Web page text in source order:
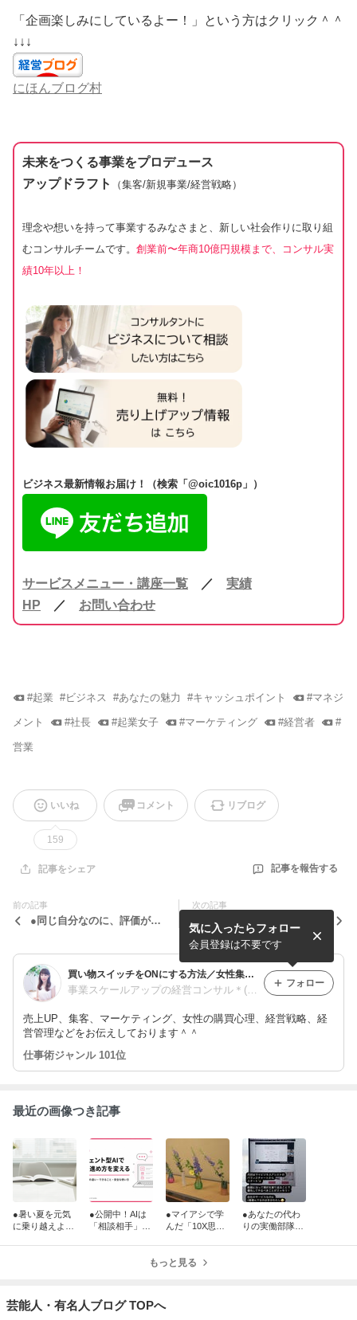
「企画楽しみにしているよー！」という方はクリック＾＾
↓↓↓
にほんブログ村
未来をつくる事業をプロデュース
アップドラフト
（集客/新規事業/経営戦略）
理念や想いを持って事業するみなさまと、新しい社会作りに取り組
むコンサルチームです。 創業前〜年商10億円規模まで、コンサル実
績10年以上！
ビジネス最新情報お届け！（検索「@oic1016p」）
サービスメニュー・講座一覧 ／ 実績
HP ／ お問い合わせ
#起業 #ビジネス #あなたの魅力 #キャッシュポイント #マネジ
メント #社長 #起業女子 #マーケティング #経営者 #
営業
いいね
159
コメント リブログ
記事をシェア 記事を報告する
前の記事
●同じ自分なのに、評価がが
次の記事
●本日より開始！お年玉企画
もスタートします！！
買い物スイッチをONにする方法／女性集客・商品開発・オンライン講座の作り方・リモートワークの組織マネジメント・コンサル 女性
事業スケールアップの経営コンサル＊(株)Updraft渡辺亜侑美
売上UP、集客、マーケティング、女性の購買心理、経営戦略、経
営管理などをお伝えしております＾＾
気に入ったらフォロー
会員登録は不要です
フォロー
仕事術ジャンル 101位
最近の画像つき記事
●暑い夏を元気
に乗り越えよ
●公開中！AIは
「相談相手」か
●マイアシで学
んだ「10X思
なりました
●あなたの代わ
りの実働部隊が
もっと見る
芸能人・有名人ブログ TOPへ